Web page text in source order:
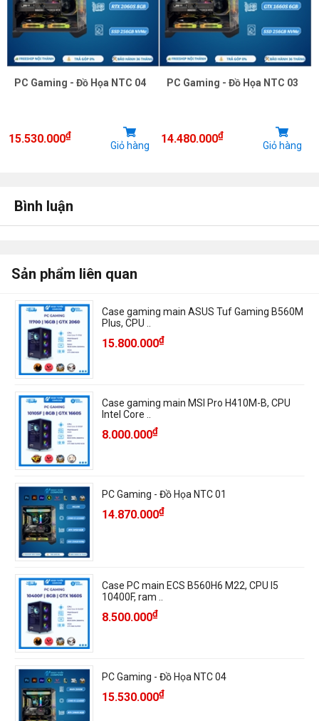
PC Gaming - Đồ Họa NTC 04
15.530.000₫
Giỏ hàng
PC Gaming - Đồ Họa NTC 03
14.480.000₫
Giỏ hàng
Bình luận
Sản phẩm liên quan
Case gaming main ASUS Tuf Gaming B560M
Plus, CPU ..
15.800.000₫
Case gaming main MSI Pro H410M-B, CPU
Intel Core ..
8.000.000₫
PC Gaming - Đồ Họa NTC 01
14.870.000₫
Case PC main ECS B560H6 M22, CPU I5
10400F, ram ..
8.500.000₫
PC Gaming - Đồ Họa NTC 04
15.530.000₫